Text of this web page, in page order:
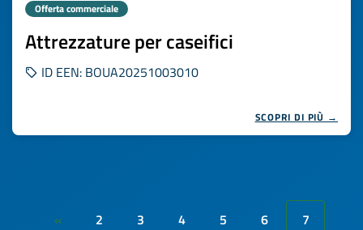
Offerta commerciale
Attrezzature per caseifici
ID EEN: BOUA20251003010
SCOPRI DI PIÙ →
« 2 3 4 5 6
7